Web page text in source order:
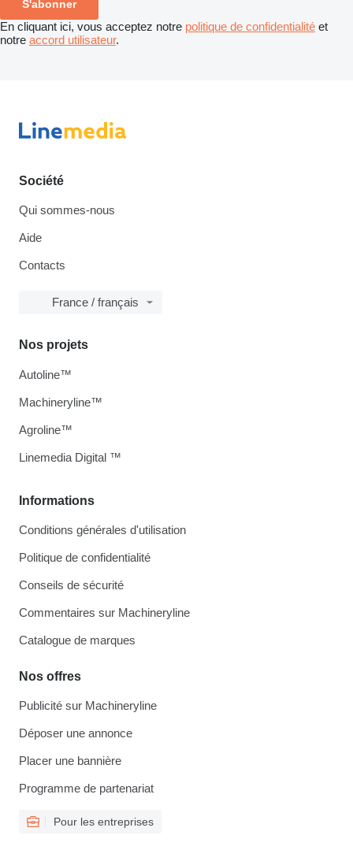
S'abonner
En cliquant ici, vous acceptez notre politique de confidentialité et
notre accord utilisateur.
Société
Qui sommes-nous
Aide
Contacts
France / français
Informations
Conditions générales d'utilisation
Politique de confidentialité
Conseils de sécurité
Commentaires sur Machineryline
Catalogue de marques
Nos offres
Publicité sur Machineryline
Déposer une annonce
Placer une bannière
Programme de partenariat
Pour les entreprises
Nos projets
Autoline™
Machineryline™
Agroline™
Linemedia Digital ™